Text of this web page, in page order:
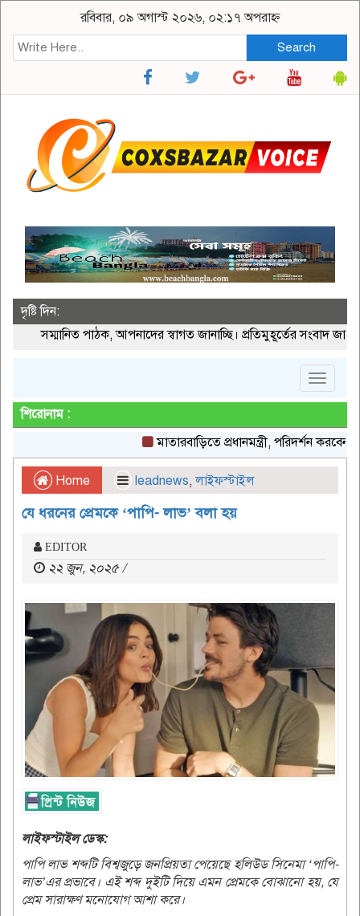
রবিবার, ০৯ অগাস্ট ২০২৬, ০২:১৭ অপরাহ্ন
Search
দৃষ্টি দিন:
পাঠক, আপনাদের স্বাগত জানাচ্ছি। প্রতিমুহূর্তের সংবাদ
Toggle
শিরোনাম :
মাতারবাড়িতে প্রধানমন্ত্রী, পরিদর্শন করবেন
Home leadnews,লাইফস্টাইল
যে ধরনের প্রেমকে ‘পাপি- লাভ’ বলা হয়
EDITOR
২২ জুন, ২০২৫ /
লাইফস্টাইল ডেস্ক:
পাপি লাভ শব্দটি বিশ্বজুড়ে জনপ্রিয়তা পেয়েছে হলিউড সিনেমা ‘পাপি-
লাভ’এর প্রভাবে। এই শব্দ দুইটি দিয়ে এমন প্রেমকে বোঝানো হয়, যে
প্রেম সারাক্ষণ মনোযোগ আশা করে।